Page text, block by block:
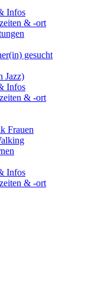
Infos
& -ort
gesucht
Jazz)
Infos
& -ort
Frauen
Infos
& -ort